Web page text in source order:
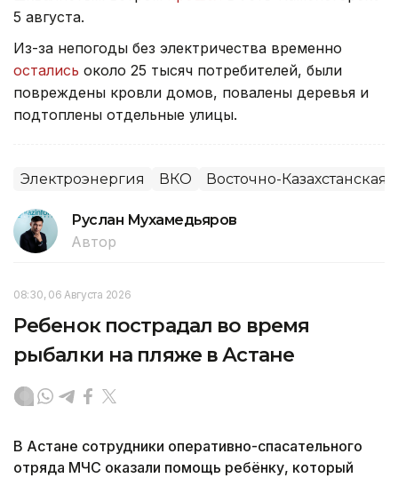
5 августа.
Из-за непогоды без электричества временно
остались около 25 тысяч потребителей, были
повреждены кровли домов, повалены деревья и
подтоплены отдельные улицы.
Электроэнергия ВКО Восточно-Казахстанская
Руслан Мухамедьяров
Автор
08:30, 06 Августа 2026
Ребенок пострадал во время
рыбалки на пляже в Астане
В Астане сотрудники оперативно-спасательного
отряда МЧС оказали помощь ребёнку, который